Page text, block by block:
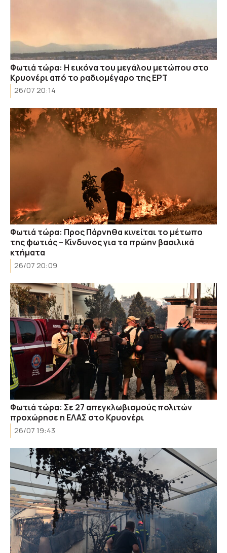
Φωτιά τώρα: Η εικόνα του μεγάλου μετώπου στο
Κρυονέρι από το ραδιομέγαρο της ΕΡΤ
26/07 20:14
Φωτιά τώρα: Προς Πάρνηθα κινείται το μέτωπο
της φωτιάς – Κίνδυνος για τα πρώην βασιλικά
κτήματα
26/07 20:09
Φωτιά τώρα: Σε 27 απεγκλωβισμούς πολιτών
προχώρησε η ΕΛΑΣ στο Κρυονέρι
26/07 19:43